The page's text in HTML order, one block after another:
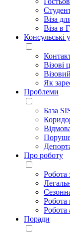
Віза
Віза в
Консульські
Візові
Як
Проблеми
База
Про роботу
Робота
Робота
Робота
Поради